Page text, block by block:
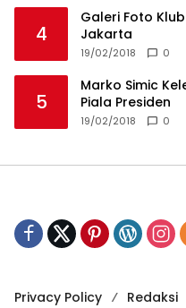
4
Galeri Foto
Jakarta
19/02/2018 0
5
Marko Simic
Piala Presiden
19/02/2018 0
Privacy Policy Redaksi